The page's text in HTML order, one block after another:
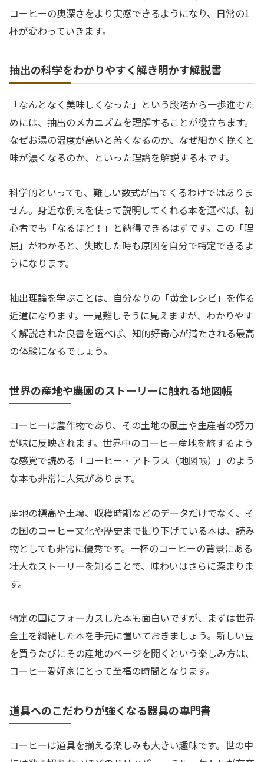
コーヒーの奥深さをより実感できるようになり、日常の1
杯が変わっていきます。
抽出の科学をわかりやすく解き明かす解説書
「なんとなく美味しくなった」という段階から一歩進むた
めには、抽出のメカニズムを理解することが役立ちます。
なぜお湯の温度が高いと苦くなるのか、なぜ細かく挽くと
味が濃くなるのか、といった理論を解説する本です。
科学的といっても、難しい数式が出てくるわけではありま
せん。身近な例えを使って説明してくれる本を選べば、初
心者でも「なるほど！」と納得できるはずです。この「理
屈」がわかると、失敗した時も原因を自分で特定できるよ
うになります。
抽出理論を学ぶことは、自分なりの「黄金レシピ」を作る
近道になります。一見難しそうに見えますが、わかりやす
く解説された良書を選べば、知的好奇心が満たされる最高
の体験になるでしょう。
世界の産地や農園のストーリーに触れる地図帳
コーヒーは農作物であり、その土地の風土や生産者の努力
が味に反映されます。世界中のコーヒー産地を旅するよう
な感覚で読める「コーヒー・アトラス（地図帳）」のよう
な本も非常に人気があります。
産地の標高や土壌、収穫時期などのデータだけでなく、そ
の国のコーヒー文化や歴史まで掘り下げている本は、読み
物としても非常に優秀です。一杯のコーヒーの背景にある
壮大なストーリーを知ることで、味わいはさらに深まりま
す。
特定の国にフォーカスした本も面白いですが、まずは世界
全土を網羅した本を手元に置いておきましょう。新しい豆
を買うたびにその産地のページを開くという楽しみ方は、
コーヒー愛好家にとって至福の時間となります。
道具へのこだわりが強くなる器具の専門書
コーヒーは道具を揃える楽しみも大きい趣味です。世の中